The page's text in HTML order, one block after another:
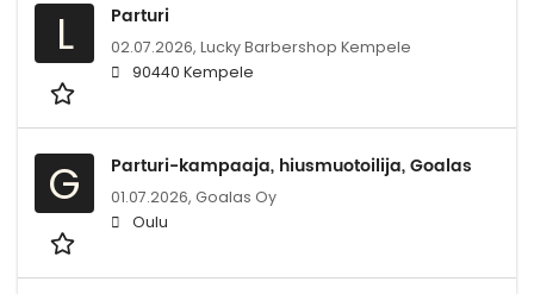
L Parturi
02.07.2026, Lucky Barbershop Kempele
90440 Kempele
G Parturi-kampaaja, hiusmuotoilija, Goalas
01.07.2026, Goalas Oy
Oulu